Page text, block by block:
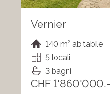
Vernier
140 m² abitabile
5 locali
3 bagni
CHF 1'860'000.-